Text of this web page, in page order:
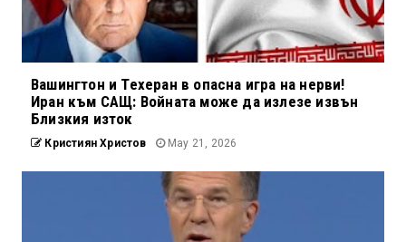
Вашингтон и Техеран в опасна игра на нерви!
Иран към САЩ: Войната може да излезе извън
Близкия изток
Кристиян Христов May 21, 2026